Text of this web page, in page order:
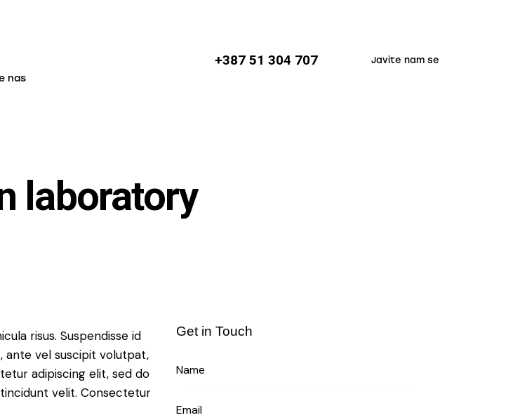
nas
+387 51 304 707 Javite nam se
laboratory
risus. Suspendisse id
ante vel suscipit volutpat,
adipiscing elit, sed do
velit. Consectetur
Get in Touch